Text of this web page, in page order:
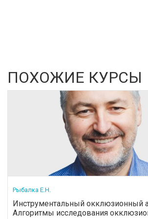
ПОХОЖИЕ КУРСЫ
Рыбалка Е.Н.
Инструментальный окклюзионный
Алгоритмы исследования